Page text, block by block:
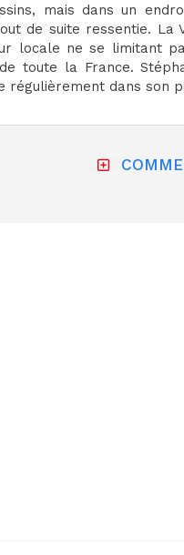
mais dans un
de suite ressentie.
locale ne se limitant
toute la France.
régulièrement dans son